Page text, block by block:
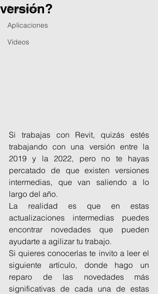
Proyectos
Aplicaciones
Vídeos
versión?
Si trabajas con Revit, quizás estés
trabajando con una versión entre la
2019 y la 2022, pero no te hayas
percatado de que existen versiones
intermedias, que van saliendo a lo
largo del año.
La realidad es que en estas
actualizaciones intermedias puedes
encontrar novedades que pueden
ayudarte a agilizar tu trabajo.
Si quieres conocerlas te invito a leer el
siguiente artículo, donde hago un
reparo de las novedades más
significativas de cada una de estas